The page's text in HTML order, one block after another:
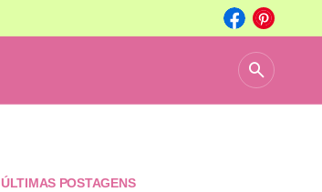
ÚLTIMAS POSTAGENS